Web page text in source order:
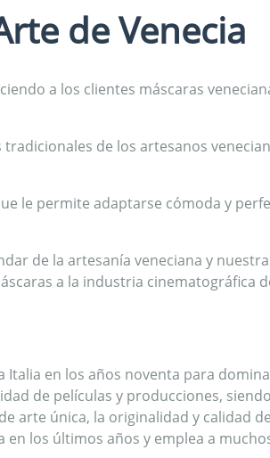
de Venecia
a los clientes máscaras
de los artesanos
le permite adaptarse cómoda y
de la artesanía veneciana y
a la industria cinematográfica
en los años noventa para
de películas y producciones,
arte única, la originalidad y calidad
los últimos años y emplea a